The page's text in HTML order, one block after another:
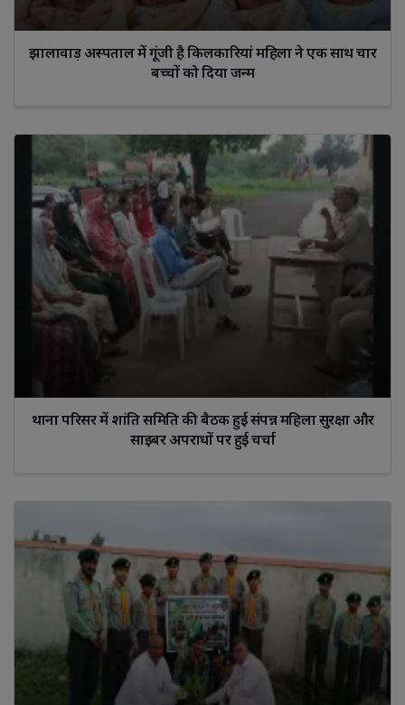
झालावाड़ अस्पताल में गूंजी है किलकारियां महिला ने एक साथ चार
बच्चों को दिया जन्म
थाना परिसर में शांति समिति की बैठक हुई संपन्न महिला सुरक्षा और
साइबर अपराधों पर हुई चर्चा